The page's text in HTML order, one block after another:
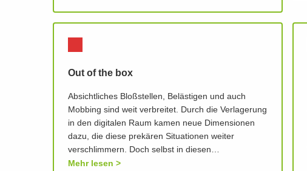
Out of the box
Absichtliches Bloßstellen, Belästigen und auch
Mobbing sind weit verbreitet. Durch die Verlagerung
in den digitalen Raum kamen neue Dimensionen
dazu, die diese prekären Situationen weiter
verschlimmern. Doch selbst in diesen…
Mehr lesen